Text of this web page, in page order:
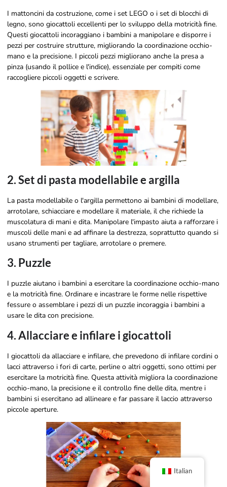
I mattoncini da costruzione, come i set LEGO o i set di blocchi di
legno, sono giocattoli eccellenti per lo sviluppo della motricità fine.
Questi giocattoli incoraggiano i bambini a manipolare e disporre i
pezzi per costruire strutture, migliorando la coordinazione occhio-
mano e la precisione. I piccoli pezzi migliorano anche la presa a
pinza (usando il pollice e l'indice), essenziale per compiti come
raccogliere piccoli oggetti e scrivere.
2. Set di pasta modellabile e argilla
La pasta modellabile o l'argilla permettono ai bambini di modellare,
arrotolare, schiacciare e modellare il materiale, il che richiede la
muscolatura di mani e dita. Manipolare l'impasto aiuta a rafforzare i
muscoli delle mani e ad affinare la destrezza, soprattutto quando si
usano strumenti per tagliare, arrotolare o premere.
3. Puzzle
I puzzle aiutano i bambini a esercitare la coordinazione occhio-mano
e la motricità fine. Ordinare e incastrare le forme nelle rispettive
fessure o assemblare i pezzi di un puzzle incoraggia i bambini a
usare le dita con precisione.
4. Allacciare e infilare i giocattoli
I giocattoli da allacciare e infilare, che prevedono di infilare cordini o
lacci attraverso i fori di carte, perline o altri oggetti, sono ottimi per
esercitare la motricità fine. Questa attività migliora la coordinazione
occhio-mano, la precisione e il controllo fine delle dita, mentre i
bambini si esercitano ad allineare e far passare il laccio attraverso
piccole aperture.
Italian